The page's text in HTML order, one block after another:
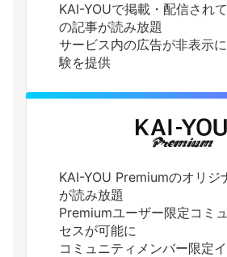
KAI-YOUで掲載・配信され
の記事が読み放題
サービス内の広告が非表示
験を提供
KAI-YOU Premiumのオリジ
が読み放題
Premiumユーザー限定コミ
セスが可能に
コミュニティメンバー限定